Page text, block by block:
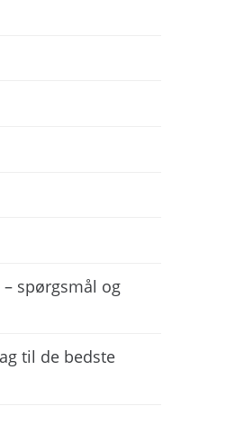
spørgsmål og
til de bedste